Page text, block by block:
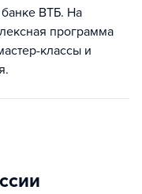
банке ВТБ. На
программа
классы и